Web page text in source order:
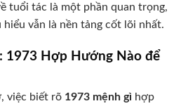
tuổi tác là một phần quan trọng,
vẫn là nền tảng cốt lõi nhất.
1973 Hợp Hướng Nào để
việc biết rõ 1973 mệnh gì hợp